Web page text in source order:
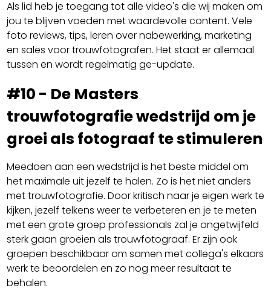
Als lid heb je toegang tot alle video's die wij maken om
jou te blijven voeden met waardevolle content. Vele
foto reviews, tips, leren over nabewerking, marketing
en sales voor trouwfotografen. Het staat er allemaal
tussen en wordt regelmatig ge-update.
#10 - De Masters
trouwfotografie wedstrijd om je
groei als fotograaf te stimuleren
Meedoen aan een wedstrijd is het beste middel om
het maximale uit jezelf te halen. Zo is het niet anders
met trouwfotografie. Door kritisch naar je eigen werk te
kijken, jezelf telkens weer te verbeteren en je te meten
met een grote groep professionals zal je ongetwijfeld
sterk gaan groeien als trouwfotograaf. Er zijn ook
groepen beschikbaar om samen met collega's elkaars
werk te beoordelen en zo nog meer resultaat te
behalen.